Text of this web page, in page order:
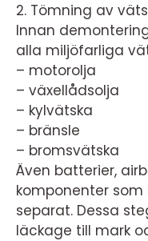
2. Tömning av
Innan
alla miljöfarliga
– motorolja
– växellådsolja
– kylvätska
– bränsle
– bromsvätska
Även batterier,
komponenter
separat. Dessa
läckage till mark